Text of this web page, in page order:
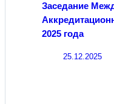
Заседание
2025 года
25.12.2025